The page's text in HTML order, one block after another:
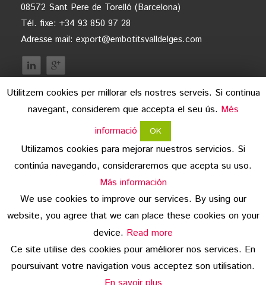
08572 Sant Pere de Torelló (Barcelona)
Tél. fixe: +34 93 850 97 28
Adresse mail: export@embotitsvalldelges.com
protection des données
© 2026 Embotits Vall del Ges S.L.
Utilitzem cookies per millorar els nostres serveis. Si continua
navegant, considerem que accepta el seu ús. Més
informació
OK
Utilizamos cookies para mejorar nuestros servicios. Si
continúa navegando, consideraremos que acepta su uso.
Más información
We use cookies to improve our services. By using our
website, you agree that we can place these cookies on your
device. Read more
Ce site utilise des cookies pour améliorer nos services. En
poursuivant votre navigation vous acceptez son utilisation.